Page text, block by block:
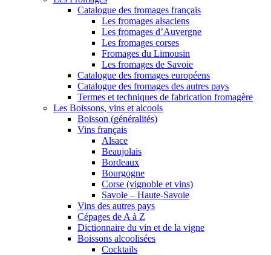
Catalogue des fromages français
Les fromages alsaciens
Les fromages d’Auvergne
Les fromages corses
Fromages du Limousin
Les fromages de Savoie
Catalogue des fromages européens
Catalogue des fromages des autres pays
Termes et techniques de fabrication fromagère
Les Boissons, vins et alcools
Boisson (généralités)
Vins français
Alsace
Beaujolais
Bordeaux
Bourgogne
Corse (vignoble et vins)
Savoie – Haute-Savoie
Vins des autres pays
Cépages de A à Z
Dictionnaire du vin et de la vigne
Boissons alcoolisées
Cocktails